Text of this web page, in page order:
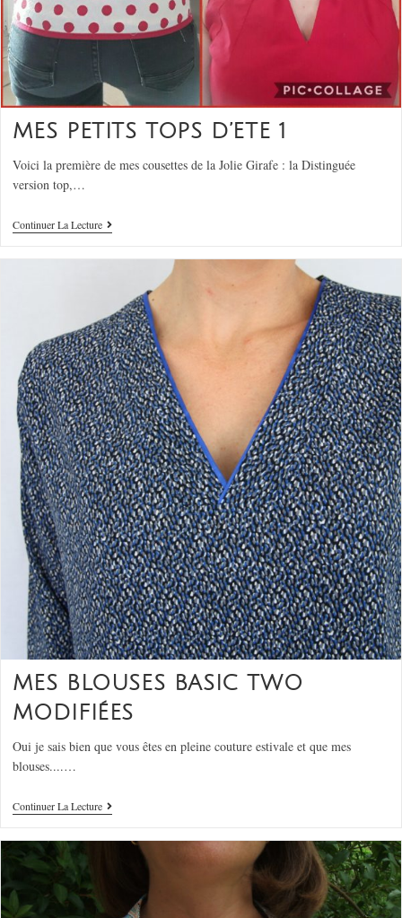
MES PETITS TOPS D’ETE 1
Voici la première de mes cousettes de la Jolie Girafe : la Distinguée
version top,…
Continuer La Lecture
MES BLOUSES BASIC TWO
MODIFIÉES
Oui je sais bien que vous êtes en pleine couture estivale et que mes
blouses....…
Continuer La Lecture